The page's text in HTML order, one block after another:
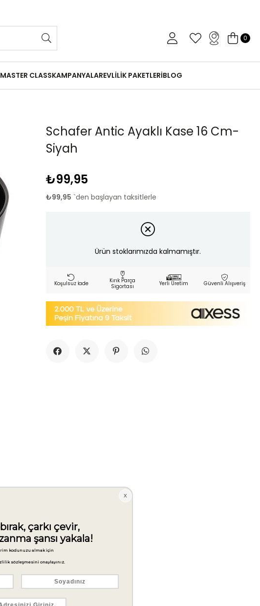
0
MASTER CLASSKAMPANYALAREVLİLİK PAKETLERİBLOG
Schafer Antic Ayaklı Kase 16 Cm-
Siyah
₺99,95
₺99,95 `den başlayan taksitlerle
Ürün stoklarımızda kalmamıştır.
Koşulsuz İade
Kırık Parça
Sigortası
Yerli Üretim Güvenli Alışveriş